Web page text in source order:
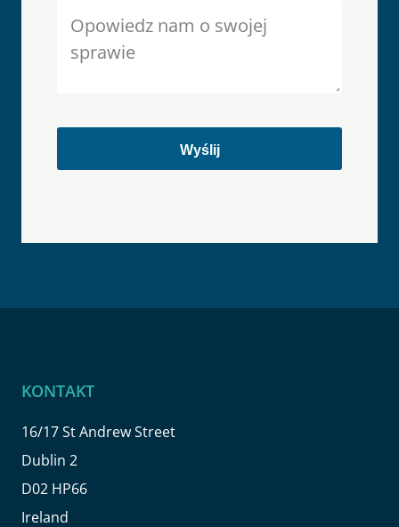
KONTAKT
16/17 St Andrew Street
Dublin 2
D02 HP66
Ireland